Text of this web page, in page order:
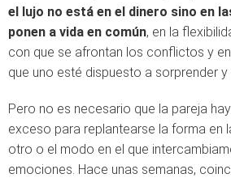
el lujo no está en el dinero sino en
ponen a vida en común, en la
con que se afrontan los conflictos y
que uno esté dispuesto a sorprender
Pero no es necesario que la pareja
exceso para replantearse la forma en
otro o el modo en el que
emociones. Hace unas semanas,